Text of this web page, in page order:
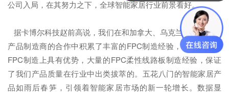
公司入局，在其努力之下，全球智能家居行业前景看好。
据卡博尔科技赵前高说，我们在和加拿大、乌克兰的智能家居
产品制造商的合作中积累了丰富的FPC制造经验，在智能家居
FPC制造上具有优势，大量的FPC柔性线路板制造经验，保证
了我们产品质量在行业中出类拔萃的。五花八门的智能家居产
品如雨后春笋，引领着智能家居市场的新一轮增长。数据显